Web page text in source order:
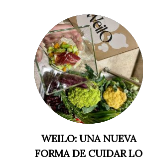
WEILO: UNA NUEVA
FORMA DE CUIDAR LO